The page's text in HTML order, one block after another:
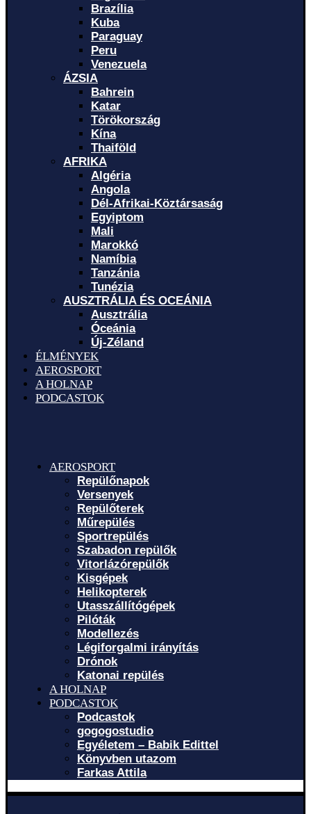
Brazília
Kuba
Paraguay
Peru
Venezuela
ÁZSIA
Bahrein
Katar
Törökország
Kína
Thaiföld
AFRIKA
Algéria
Angola
Dél-Afrikai-Köztársaság
Egyiptom
Mali
Marokkó
Namíbia
Tanzánia
Tunézia
AUSZTRÁLIA ÉS OCEÁNIA
Ausztrália
Óceánia
Új-Zéland
ÉLMÉNYEK
AEROSPORT
A HOLNAP
PODCASTOK
AEROSPORT
Repülőnapok
Versenyek
Repülőterek
Műrepülés
Sportrepülés
Szabadon repülők
Vitorlázórepülők
Kisgépek
Helikopterek
Utasszállítógépek
Pilóták
Modellezés
Légiforgalmi irányítás
Drónok
Katonai repülés
A HOLNAP
PODCASTOK
Podcastok
gogogostudio
Egyéletem – Babik Edittel
Könyvben utazom
Farkas Attila